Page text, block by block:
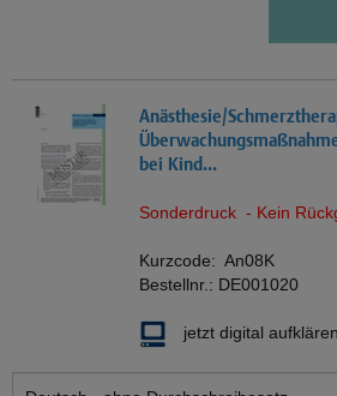
Anästhesie/
bei Kind...
Sonderdruck - Kein
Kurzcode: An08K
Bestellnr.: DE001020
jetzt digital aufklären